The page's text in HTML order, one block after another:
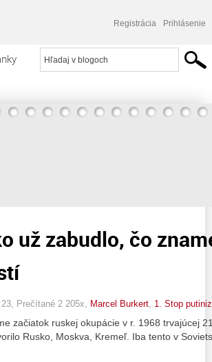
Registrácia Prihlásenie
články
čo znamená ruský tank na námestí
už zabudlo, čo
, Prečítané 2 205x, Marcel Burkert 1. Stop
začiatok ruskej okupácie v r. 1968 trvajúcej
Rusko, Moskva, Kremeľ. Iba tento v